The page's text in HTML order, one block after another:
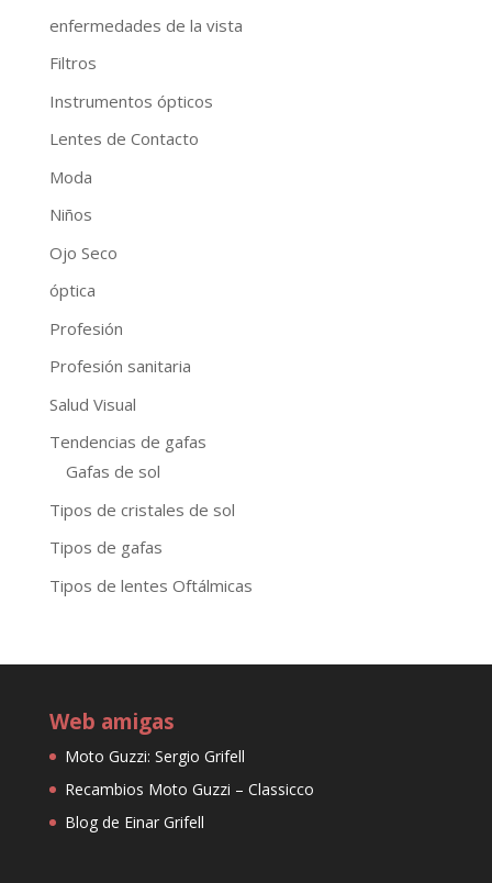
enfermedades de la vista
Filtros
Instrumentos ópticos
Lentes de Contacto
Moda
Niños
Ojo Seco
óptica
Profesión
Profesión sanitaria
Salud Visual
Tendencias de gafas
Gafas de sol
Tipos de cristales de sol
Tipos de gafas
Tipos de lentes Oftálmicas
Web amigas
Moto Guzzi: Sergio Grifell
Recambios Moto Guzzi – Classicco
Blog de Einar Grifell